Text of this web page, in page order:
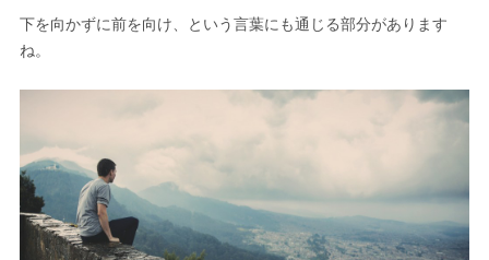
下を向かずに前を向け、という言葉にも通じる部分があります
ね。